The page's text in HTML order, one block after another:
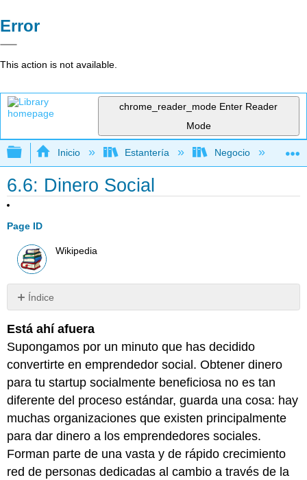
Error
This action is not available.
chrome_reader_mode Enter Reader
Mode
Expandir/contraer jerarquía global
Inicio Estantería Negocio
6.6: Dinero Social
Page ID
Wikipedia
Índice
Sin
encabezados
Está ahí afuera
Supongamos por un minuto que has decidido
convertirte en emprendedor social. Obtener dinero
para tu startup socialmente beneficiosa no es tan
diferente del proceso estándar, guarda una cosa: hay
muchas organizaciones que existen principalmente
para dar dinero a los emprendedores sociales.
Forman parte de una vasta y de rápido crecimiento
red de personas dedicadas al cambio a través de la